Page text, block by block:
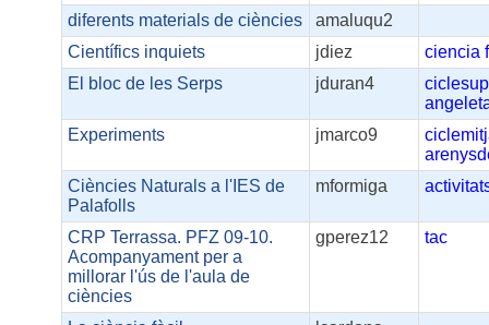
diferents materials de ciències
amaluqu2
Científics inquiets
jdiez ciencia
El bloc de les Serps
jduran4
Experiments
jmarco9
Ciències Naturals a l'IES de
Palafolls
mformiga
CRP Terrassa. PFZ 09-10.
Acompanyament per a
millorar l'ús de l'aula de
ciències
gperez12 tac